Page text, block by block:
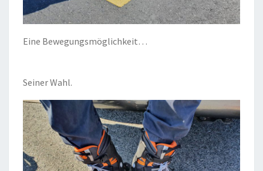
Eine Bewegungsmöglichkeit…
Seiner Wahl.